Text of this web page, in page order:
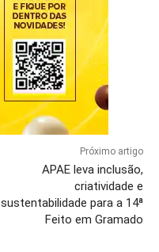
Próximo artigo
APAE leva inclusão,
criatividade e
sustentabilidade para a 14ª
Feito em Gramado